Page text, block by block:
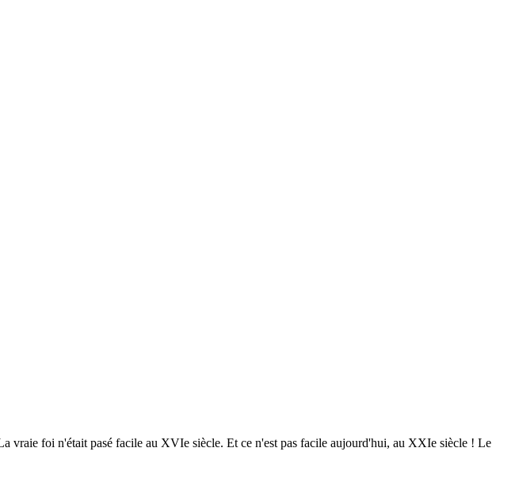
vraie foi n'était pasé facile au XVIe siècle. Et ce n'est pas facile aujourd'hui, au XXIe siècle ! Le